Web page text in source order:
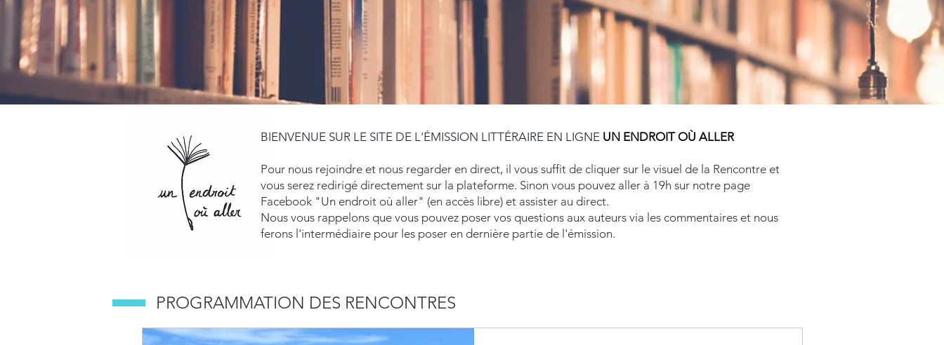
BIENVENUE SUR LE SITE DE L'ÉMISSION LITTÉRAIRE EN LIGNE UN ENDROIT OÙ ALLER
Pour nous rejoindre et nous regarder en direct, il vous suffit de cliquer sur le visuel de la Rencontre et
vous serez redirigé directement sur la plateforme. Sinon vous pouvez aller à 19h sur notre page
Facebook "Un endroit où aller" (en accès libre) et assister au direct.
Nous vous rappelons que vous pouvez poser vos questions aux auteurs via les commentaires et nous
ferons l'intermédiaire pour les poser en dernière partie de l'émission.
PROGRAMMATION DES RENCONTRES